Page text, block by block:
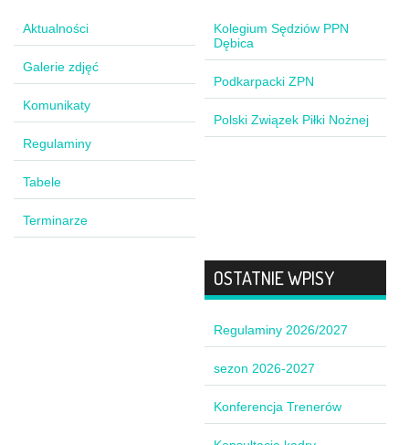
Aktualności
Galerie zdjęć
Komunikaty
Regulaminy
Tabele
Terminarze
Kolegium Sędziów PPN
Dębica
Podkarpacki ZPN
Polski Związek Piłki Nożnej
OSTATNIE WPISY
Regulaminy 2026/2027
sezon 2026-2027
Konferencja Trenerów